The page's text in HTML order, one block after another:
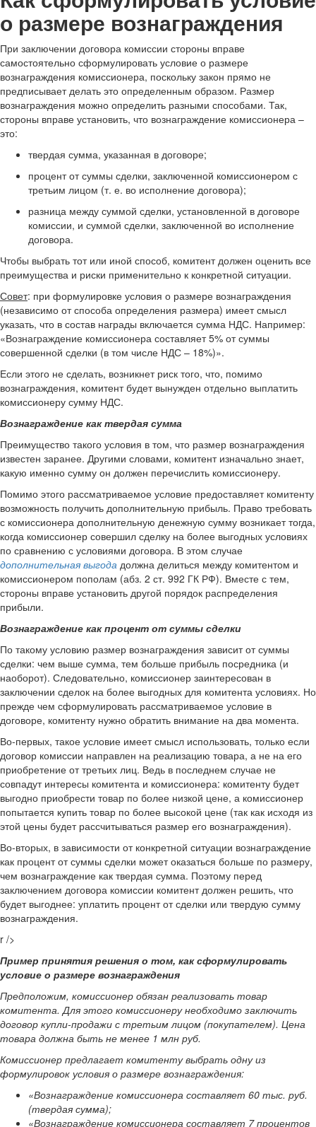
о размере вознаграждения
При заключении договора комиссии стороны вправе
самостоятельно сформулировать условие о размере
вознаграждения комиссионера, поскольку закон прямо не
предписывает делать это определенным образом. Размер
вознаграждения можно определить разными способами. Так,
стороны вправе установить, что вознаграждение комиссионера –
это:
твердая сумма, указанная в договоре;
процент от суммы сделки, заключенной комиссионером с
третьим лицом (т. е. во исполнение договора);
разница между суммой сделки, установленной в договоре
комиссии, и суммой сделки, заключенной во исполнение
договора.
Чтобы выбрать тот или иной способ, комитент должен оценить все
преимущества и риски применительно к конкретной ситуации.
Совет: при формулировке условия о размере вознаграждения
(независимо от способа определения размера) имеет смысл
указать, что в состав награды включается сумма НДС. Например:
«Вознаграждение комиссионера составляет 5% от суммы
совершенной сделки (в том числе НДС – 18%)».
Если этого не сделать, возникнет риск того, что, помимо
вознаграждения, комитент будет вынужден отдельно выплатить
комиссионеру сумму НДС.
Вознаграждение как твердая сумма
Преимущество такого условия в том, что размер вознаграждения
известен заранее. Другими словами, комитент изначально знает,
какую именно сумму он должен перечислить комиссионеру.
Помимо этого рассматриваемое условие предоставляет комитенту
возможность получить дополнительную прибыль. Право требовать
с комиссионера дополнительную денежную сумму возникает тогда,
когда комиссионер совершил сделку на более выгодных условиях
по сравнению с условиями договора. В этом случае
дополнительная выгода должна делиться между комитентом и
комиссионером пополам (абз. 2 ст. 992 ГК РФ). Вместе с тем,
стороны вправе установить другой порядок распределения
прибыли.
Вознаграждение как процент от суммы сделки
По такому условию размер вознаграждения зависит от суммы
сделки: чем выше сумма, тем больше прибыль посредника (и
наоборот). Следовательно, комиссионер заинтересован в
заключении сделок на более выгодных для комитента условиях. Но
прежде чем сформулировать рассматриваемое условие в
договоре, комитенту нужно обратить внимание на два момента.
Во-первых, такое условие имеет смысл использовать, только если
договор комиссии направлен на реализацию товара, а не на его
приобретение от третьих лиц. Ведь в последнем случае не
совпадут интересы комитента и комиссионера: комитенту будет
выгодно приобрести товар по более низкой цене, а комиссионер
попытается купить товар по более высокой цене (так как исходя из
этой цены будет рассчитываться размер его вознаграждения).
Во-вторых, в зависимости от конкретной ситуации вознаграждение
как процент от суммы сделки может оказаться больше по размеру,
чем вознаграждение как твердая сумма. Поэтому перед
заключением договора комиссии комитент должен решить, что
будет выгоднее: уплатить процент от сделки или твердую сумму
вознаграждения.
r />
Пример принятия решения о том, как сформулировать
условие о размере вознаграждения
Предположим, комиссионер обязан реализовать товар
комитента. Для этого комиссионеру необходимо заключить
договор купли-продажи с третьим лицом (покупателем). Цена
товара должна быть не менее 1 млн руб.
Комиссионер предлагает комитенту выбрать одну из
формулировок условия о размере вознаграждения:
«Вознаграждение комиссионера составляет 60 тыс. руб.
(твердая сумма);
«Вознаграждение комиссионера составляет 7 процентов